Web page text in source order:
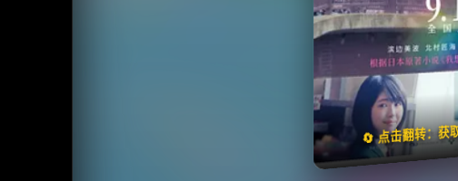
🔄 点击翻转：获
失效请
🧧️
天天领红包